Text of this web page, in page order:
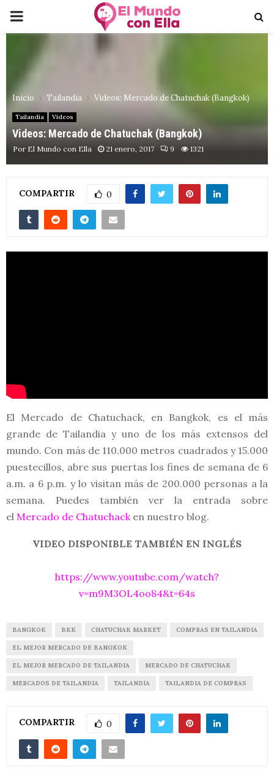
PRIMARY
MENU
Inicio Tailandia Videos: Mercado de Chatuchak (Bangkok)
Tailandia Videos
Videos: Mercado de Chatuchak (Bangkok)
Por El Mundo con Ella 21 enero, 2017 9 1321
COMPARTIR 0
El Mercado de Chatuchack, en Bangkok, es el más
grande de Tailandia y uno de los más extensos del
mundo. Con más de 110.000 metros cuadrados y 15.000
puestecillos, abre sus puertas los fines de semana de 6
a.m. a 6 p.m. y lo visitan más de 200.000 personas a la
semana. Puedes también ver la entrada sobre
el Mercado de Chatuchack en nuestro blog.
VIDEO DISPONIBLE TAMBIÉN EN INGLÉS
https://www.youtube.com/watch?
v=m9M3OL4oo84&t=64s
BANGKOK BKK CHATUCHAK MARKET COMPRAS EN TAILANDIA
EL MEJOR MERCADO DE BANGKOK
EL MEJOR MERCADO DE TAILANDIA MERCADO DE CHATUCHAK
MERCADOS DE TAILANDIA TAILANDIA TAILANDIA DE COMPRAS
COMPARTIR 0